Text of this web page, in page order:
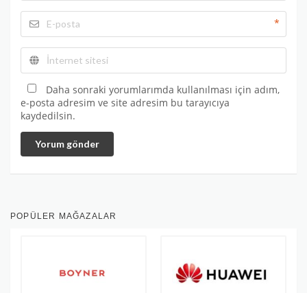
*
Daha sonraki yorumlarımda kullanılması için adım,
e-posta adresim ve site adresim bu tarayıcıya
kaydedilsin.
Yorum gönder
POPÜLER MAĞAZALAR